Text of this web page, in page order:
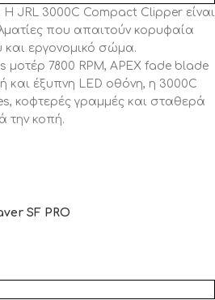
Η JRL 3000C Compact Clipper είναι
που απαιτούν κορυφαία
εργονομικό σώμα.
μοτέρ 7800 RPM, APEX fade blade
και έξυπνη LED οθόνη, η 3000C
κοφτερές γραμμές και σταθερά
την κοπή.
SF PRO